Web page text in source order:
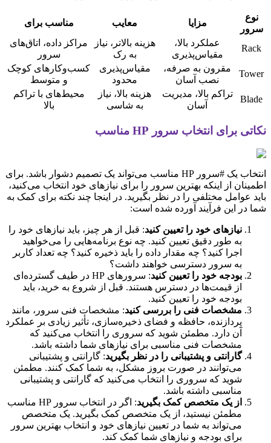
نوع
سرور
مزایا معایب مناسب برای
Rack
عملکرد بالا،
مقیاس‌پذیری
هزینه بالاتر، نیاز
به رک
مراکز داده، اتاق‌های
سرور
Tower
مقرون به صرفه،
نصب آسان
مقیاس‌پذیری
محدود
کسب‌وکارهای کوچک
و متوسط
Blade
تراکم بالا، مدیریت
آسان
هزینه بالا، نیاز
به شاسی
محیط‌های با تراکم
بالا
نکاتی برای انتخاب سرور HP مناسب
انتخاب یک #سرور HP مناسب می‌تواند یک تصمیم دشوار باشد. برای
اطمینان از اینکه بهترین سرور را برای نیازهای خود انتخاب می‌کنید،
باید عوامل مختلفی را در نظر بگیرید. در اینجا چند نکته برای کمک به
شما در این فرآیند آورده شده است:
نیازهای خود را تعیین کنید: قبل از هر چیز، باید نیازهای خود را
به طور دقیق تعیین کنید. چه نوع برنامه‌هایی را می‌خواهید
اجرا کنید؟ چه مقدار داده را باید ذخیره کنید؟ چه تعداد کاربر
به سرور دسترسی خواهند داشت؟
بودجه خود را تعیین کنید
: سرورهای HP در طیف گسترده‌ای
از قیمت‌ها در دسترس هستند. قبل از شروع به خرید، باید
بودجه خود را تعیین کنید.
مشخصات فنی را بررسی کنید: مشخصات فنی سرور، مانند
پردازنده، حافظه و فضای ذخیره‌سازی، تأثیر زیادی بر عملکرد
آن دارد. مطمئن شوید که سروری را انتخاب می‌کنید که
مشخصات فنی مناسبی برای نیازهای شما داشته باشد.
گارانتی و پشتیبانی را در نظر بگیرید: گارانتی و پشتیبانی
می‌توانند در صورت بروز مشکل، به شما کمک کنند. مطمئن
شوید که سروری را انتخاب می‌کنید که گارانتی و پشتیبانی
مناسبی داشته باشد.
از یک متخصص کمک بگیرید
: اگر در انتخاب سرور HP مناسب
مطمئن نیستید، از یک متخصص کمک بگیرید. یک متخصص
می‌تواند به شما در تعیین نیازهای خود و انتخاب بهترین سرور
برای بودجه و نیازهای شما کمک کند.